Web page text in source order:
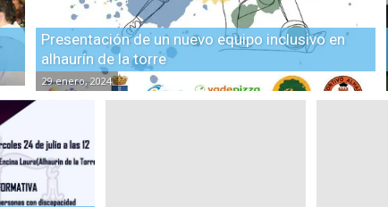
Presentación de un nuevo equipo inclusivo en
alhaurín de la torre
29 enero, 2024